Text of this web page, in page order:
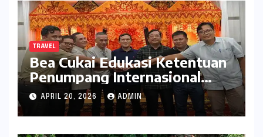
TRAVEL
Bea Cukai Edukasi Ketentuan
Penumpang Internasional
kepada Pelaku Usaha Travel
APRIL 20, 2026 ADMIN